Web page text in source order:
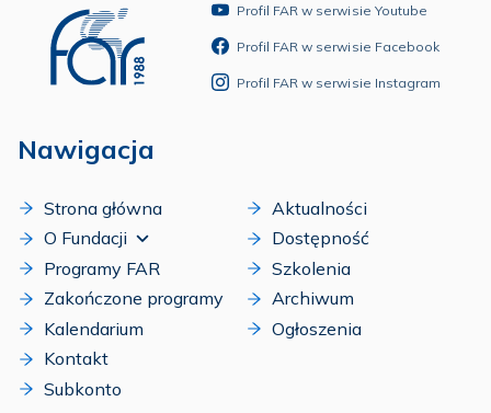
Profil FAR w serwisie Youtube
Profil FAR w serwisie Facebook
Profil FAR w serwisie Instagram
Nawigacja
Strona główna
O Fundacji
Programy FAR
Zakończone programy
Kalendarium
Kontakt
Subkonto
Aktualności
Dostępność
Szkolenia
Archiwum
Ogłoszenia